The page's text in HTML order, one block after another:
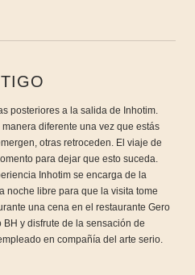
posteriores a la salida de Inhotim.
diferente una vez que estás
otras retroceden. El viaje de
para dejar que esto suceda.
Inhotim se encarga de la
noche libre para que la visita tome
una cena en el restaurante Gero
y disfrute de la sensación de
en compañía del arte serio.